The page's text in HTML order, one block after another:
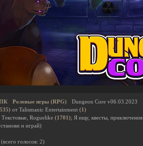
Ролевые игры (RPG)
Dungeon Core v06.03.2023
от Talismanic Entertainment (1)
Текстовые, Roguelike (1701); Я ищу, квесты, приключения
и играй)
(всего голосов: 2)